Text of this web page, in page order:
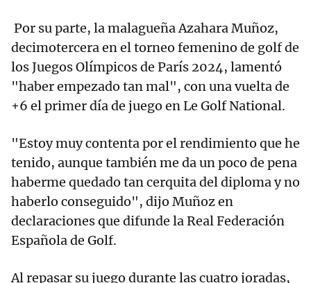
Por su parte, la malagueña Azahara Muñoz,
decimotercera en el torneo femenino de golf de
los Juegos Olímpicos de París 2024, lamentó
"haber empezado tan mal", con una vuelta de
+6 el primer día de juego en Le Golf National.
"Estoy muy contenta por el rendimiento que he
tenido, aunque también me da un poco de pena
haberme quedado tan cerquita del diploma y no
haberlo conseguido", dijo Muñoz en
declaraciones que difunde la Real Federación
Española de Golf.
Al repasar su juego durante las cuatro joradas,